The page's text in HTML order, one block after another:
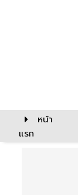
หน้า
แรก